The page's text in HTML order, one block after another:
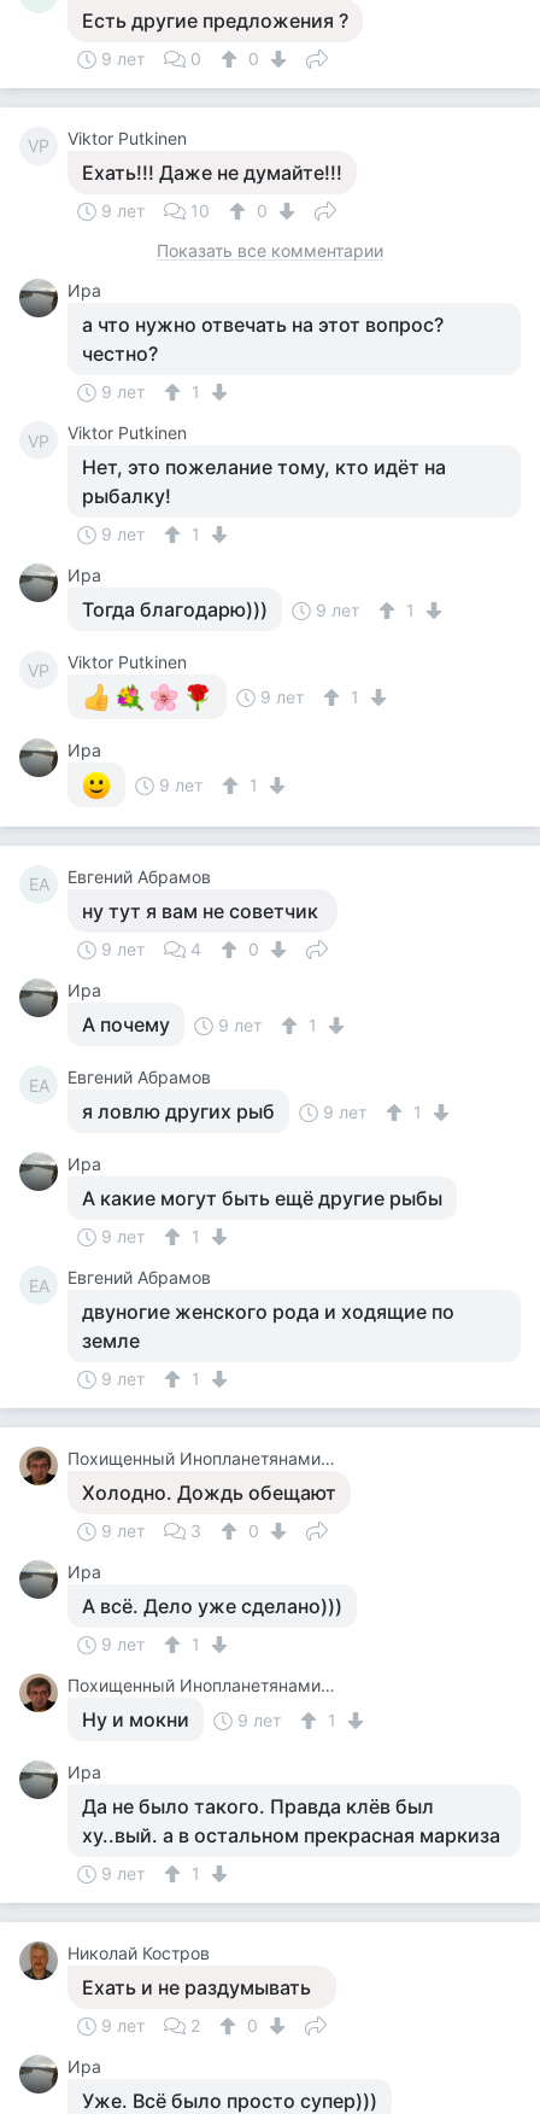
Есть другие предложения ?
9 лет 0 0
VP Viktor Putkinen
Ехать!!! Даже не думайте!!!
9 лет 10
0
Показать все комментарии
Ира
а что нужно отвечать на этот вопрос?
честно?
9 лет 1
VP Viktor Putkinen
Нет, это пожелание тому, кто идёт на
рыбалку!
9 лет
1
Ира
Тогда благодарю))) 9 лет 1
VP
Viktor Putkinen
9 лет
1
Ира
9 лет
1
ЕА Евгений Абрамов
ну тут я вам не советчик
9 лет 4
0
Ира
А почему 9 лет 1
ЕА Евгений Абрамов
я ловлю других рыб 9 лет 1
Ира
А какие могут быть ещё другие рыбы
9 лет 1
ЕА Евгений Абрамов
двуногие женского рода и ходящие по
земле
9 лет 1
Похищенный Инопланетянами Для Опытов, Последний Из Рода, Бортинженер Летающей Тарелки, Основатель Общей Теории Всего
Холодно. Дождь обещают
9 лет 3
0
Ира
А всё. Дело уже сделано)))
9 лет
1
Похищенный Инопланетянами Для Опытов, Последний Из Рода, Бортинженер Летающей Тарелки, Основатель Общей Теории Всего
Ну и мокни 9 лет 1
Ира
Да не было такого. Правда клёв был
ху..вый. а в остальном прекрасная маркиза
9 лет 1
Николай Костров
Ехать и не раздумывать
9 лет 2
0
Ира
Уже. Всё было просто супер)))